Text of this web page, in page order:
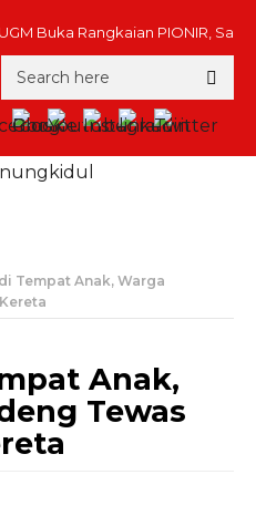
Buka Rangkaian PIONIR,
Tempat Anak, Warga
Anak,
Tewas